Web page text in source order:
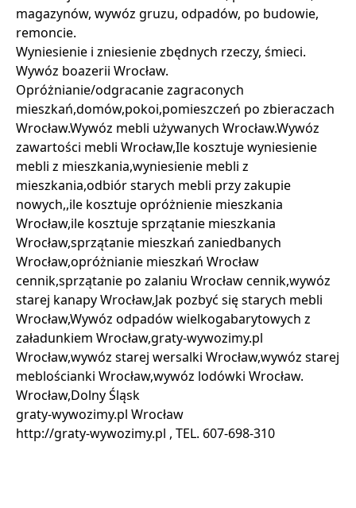
magazynów, wywóz gruzu, odpadów, po budowie,
remoncie.
Wyniesienie i zniesienie zbędnych rzeczy, śmieci.
Wywóz boazerii Wrocław.
Opróżnianie/odgracanie zagraconych
mieszkań,domów,pokoi,pomieszczeń po zbieraczach
Wrocław.Wywóz mebli używanych Wrocław.Wywóz
zawartości mebli Wrocław,Ile kosztuje wyniesienie
mebli z mieszkania,wyniesienie mebli z
mieszkania,odbiór starych mebli przy zakupie
nowych,,ile kosztuje opróżnienie mieszkania
Wrocław,ile kosztuje sprzątanie mieszkania
Wrocław,sprzątanie mieszkań zaniedbanych
Wrocław,opróżnianie mieszkań Wrocław
cennik,sprzątanie po zalaniu Wrocław cennik,wywóz
starej kanapy Wrocław,Jak pozbyć się starych mebli
Wrocław,Wywóz odpadów wielkogabarytowych z
załadunkiem Wrocław,graty-wywozimy.pl
Wrocław,wywóz starej wersalki Wrocław,wywóz starej
meblościanki Wrocław,wywóz lodówki Wrocław.
Wrocław,Dolny Śląsk
​​​​​​​graty-wywozimy.pl Wrocław
http://graty-wywozimy.pl , TEL. 607-698-310